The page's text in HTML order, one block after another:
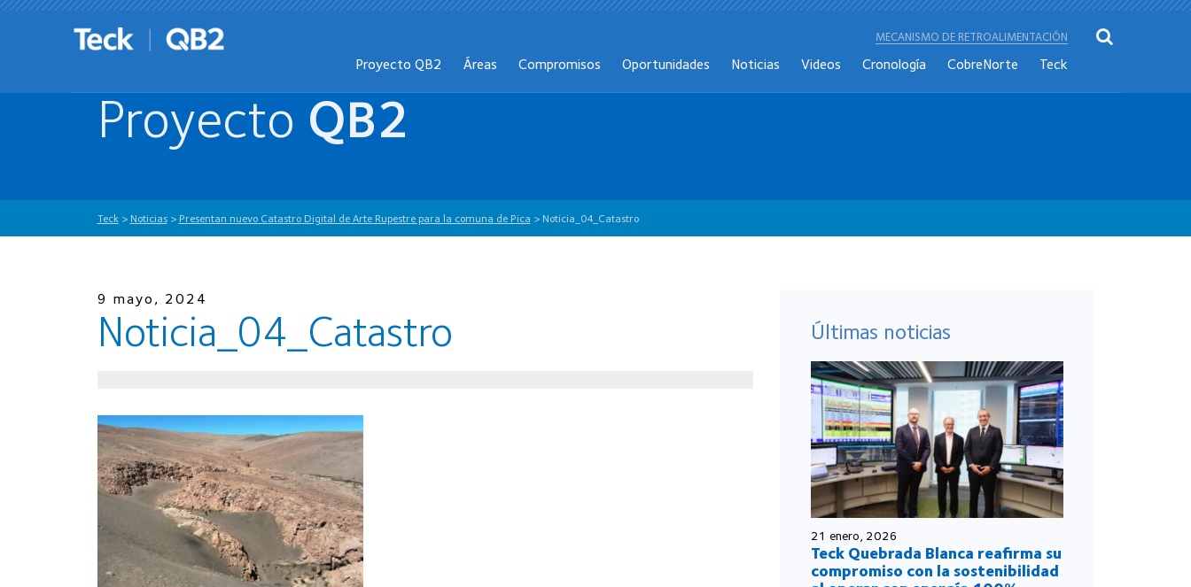
MECANISMO DE RETROALIMENTACIÓN
Proyecto QB2 Áreas Compromisos Oportunidades Noticias Videos Cronología CobreNorte Teck
Proyecto QB2
Teck> Noticias> Presentan nuevo Catastro Digital de Arte Rupestre para la comuna de Pica > Noticia_04_Catastro
9 mayo, 2024
Noticia_04_Catastro Últimas noticias
21 enero, 2026
Teck Quebrada Blanca reafirma su
compromiso con la sostenibilidad